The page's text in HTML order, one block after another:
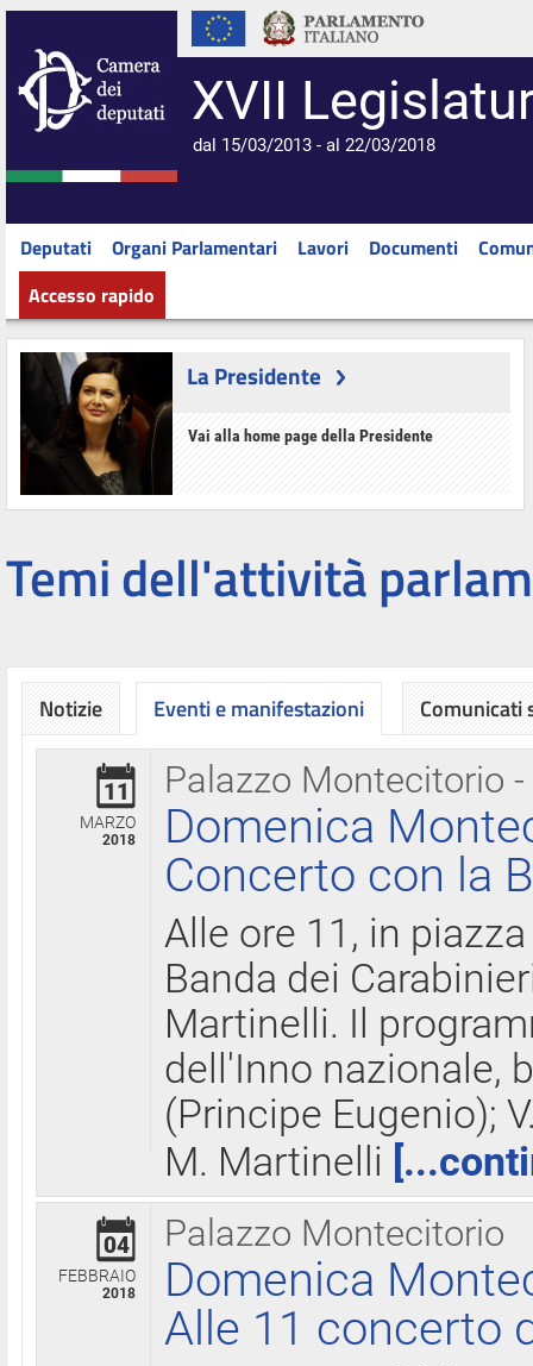
XVII
dal 15/03/2013 - al 22/03/2018
Deputati Organi Parlamentari Lavori Documenti
Accesso rapido
La Presidente
Vai alla home page della Presidente
Temi dell'attività
Notizie Eventi e manifestazioni
Palazzo Montecitorio
11
MARZO
2018
Domenica
Concerto con la
Alle ore 11, in
Banda dei
Martinelli. Il
dell'Inno nazionale,
(Principe Eugenio);
M. Martinelli
Palazzo Montecitorio
04
FEBBRAIO
2018
Domenica
Alle 11 concerto
Comunicati